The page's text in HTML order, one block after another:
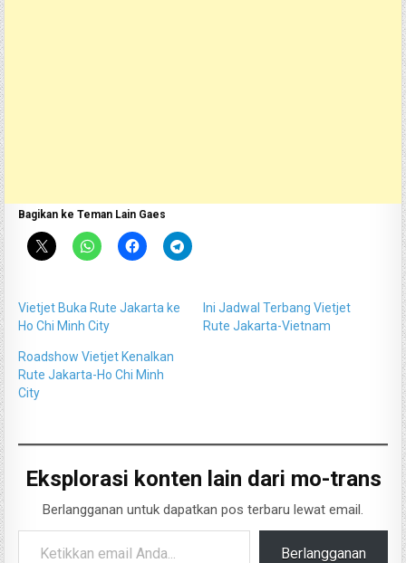
Bagikan ke Teman Lain Gaes
Vietjet Buka Rute Jakarta ke
Ho Chi Minh City
Ini Jadwal Terbang Vietjet
Rute Jakarta-Vietnam
Roadshow Vietjet Kenalkan
Rute Jakarta-Ho Chi Minh
City
Eksplorasi konten lain dari mo-trans
Berlangganan untuk dapatkan pos terbaru lewat email.
Ketikkan email Anda...
Berlangganan